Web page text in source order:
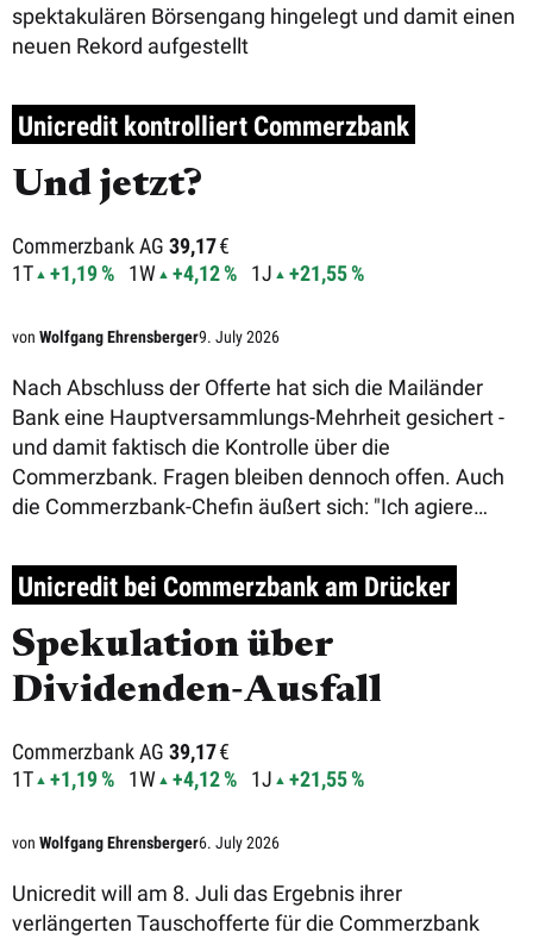
spektakulären Börsengang hingelegt und damit einen
neuen Rekord aufgestellt
Unicredit kontrolliert Commerzbank
Und jetzt?
Commerzbank AG 39,17€
1T
+1,19 % 1W +4,12 % 1J +21,55 %
von Wolfgang Ehrensberger9. July 2026
Nach Abschluss der Offerte hat sich die Mailänder
Bank eine Hauptversammlungs-Mehrheit gesichert -
und damit faktisch die Kontrolle über die
Commerzbank. Fragen bleiben dennoch offen. Auch
die Commerzbank-Chefin äußert sich: "Ich agiere
Unicredit bei Commerzbank am Drücker
Spekulation über
Dividenden‑Ausfall
Commerzbank AG 39,17€
1T
+1,19 % 1W +4,12 % 1J +21,55 %
von Wolfgang Ehrensberger6. July 2026
Unicredit will am 8. Juli das Ergebnis ihrer
verlängerten Tauschofferte für die Commerzbank